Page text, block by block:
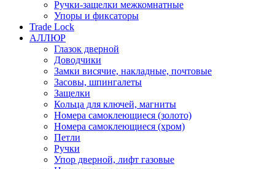
Ручки-защелки межкомнатные
Упоры и фиксаторы
Trade Lock
АЛЛЮР
Глазок дверной
Доводчики
Замки висячие, накладные, почтовые
Засовы, шпингалеты
Защелки
Кольца для ключей, магниты
Номера самоклеющиеся (золото)
Номера самоклеющиеся (хром)
Петли
Ручки
Упор дверной, лифт газовые